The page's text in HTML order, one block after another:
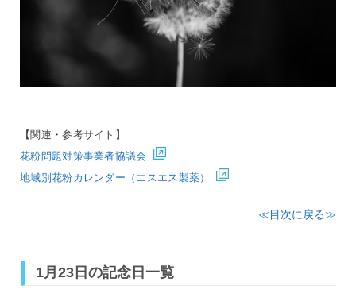
【関連・参考サイト】
花粉問題対策事業者協議会
地域別花粉カレンダー（エスエス製薬）
≪目次に戻る≫
1月23日の記念日一覧